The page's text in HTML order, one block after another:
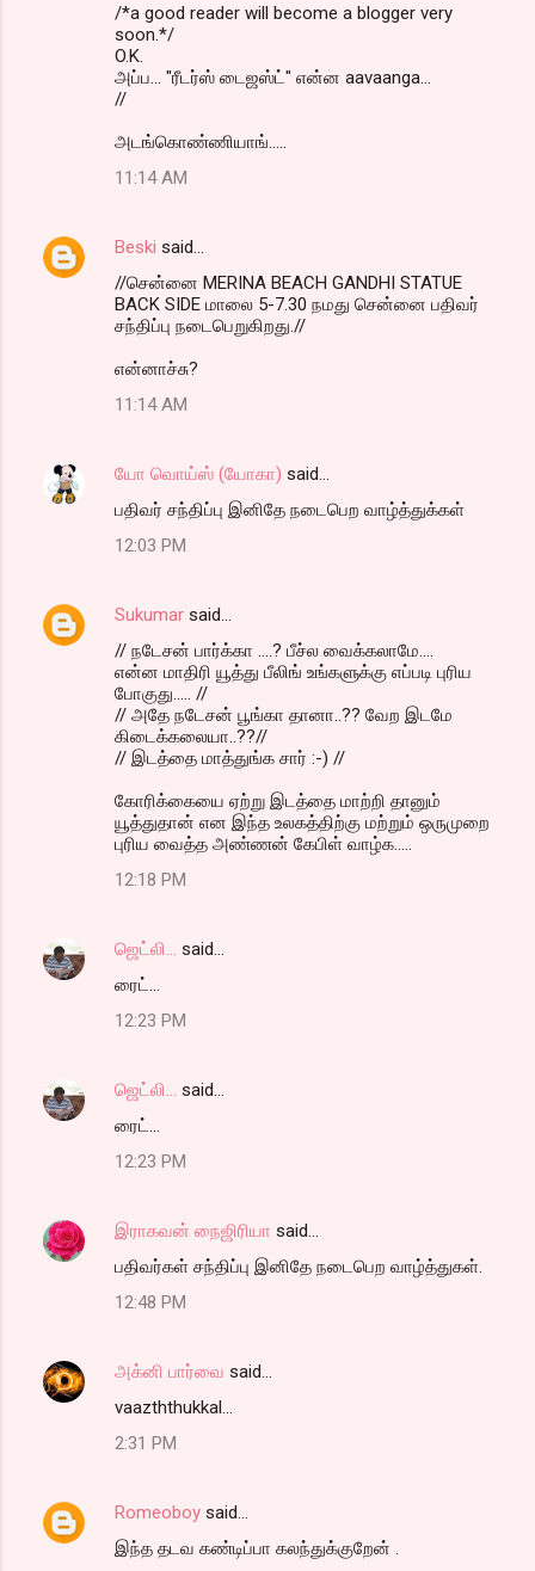
/*a good reader will become a blogger very
soon.*/
O.K.
அப்ப... "ரீடர்ஸ் டைஜஸ்ட்" என்ன aavaanga...
//
அடங்கொண்ணியாங்.....
11:14 AM
Beski said…
//சென்னை MERINA BEACH GANDHI STATUE
BACK SIDE மாலை 5-7.30 நமது சென்னை பதிவர்
சந்திப்பு நடைபெறுகிறது.//
என்னாச்சு?
11:14 AM
யோ வொய்ஸ் (யோகா) said…
பதிவர் சந்திப்பு இனிதே நடைபெற வாழ்த்துக்கள்
12:03 PM
Sukumar said…
// நடேசன் பார்க்கா ....? பீச்ல வைக்கலாமே....
என்ன மாதிரி யூத்து பீலிங் உங்களுக்கு எப்படி புரிய
போகுது..... //
// அதே நடேசன் பூங்கா தானா..?? வேற இடமே
கிடைக்கலையா..??//
// இடத்தை மாத்துங்க சார் :-) //
கோரிக்கையை ஏற்று இடத்தை மாற்றி தானும்
யூத்துதான் என இந்த உலகத்திற்கு மற்றும் ஒருமுறை
புரிய வைத்த அண்ணன் கேபிள் வாழ்க.....
12:18 PM
ஜெட்லி...
said…
ரைட்...
12:23 PM
ஜெட்லி...
said…
ரைட்...
12:23 PM
இராகவன் நைஜிரியா said…
பதிவர்கள் சந்திப்பு இனிதே நடைபெற வாழ்த்துகள்.
12:48 PM
அக்னி பார்வை said…
vaazththukkal...
2:31 PM
Romeoboy said…
இந்த தடவ கண்டிப்பா கலந்துக்குறேன் .